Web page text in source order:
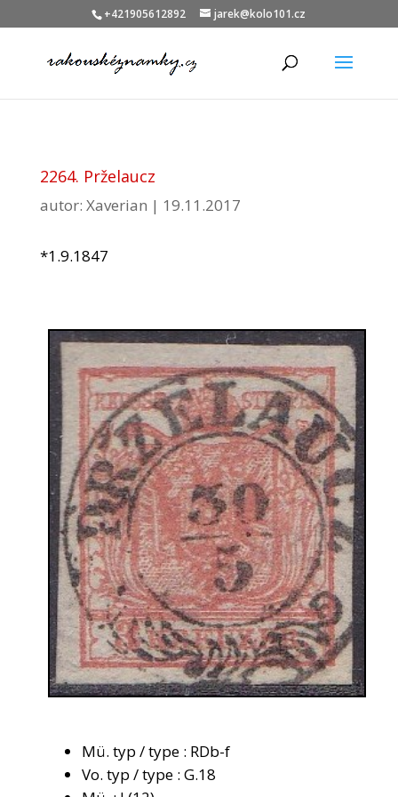
+421905612892 jarek@kolo101.cz
2264. Prželaucz
autor: Xaverian | 19.11.2017
*1.9.1847
Mü. typ / type : RDb-f
Vo. typ / type : G.18